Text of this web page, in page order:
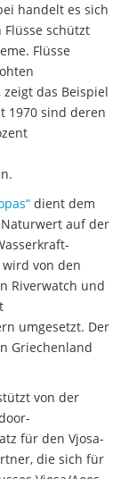
handelt es sich
schützt
Flüsse
das Beispiel
1970 sind deren
dient dem
auf der
von den
Riverwatch und
umgesetzt. Der
Griechenland
von der
für den Vjosa-
die sich für